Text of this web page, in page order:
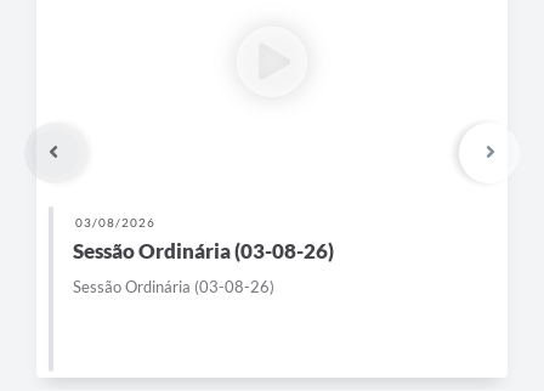
03/08/2026
Sessão Ordinária (03-08-26)
Sessão Ordinária (03-08-26)